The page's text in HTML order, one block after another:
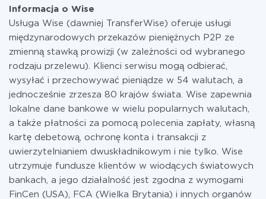
w razie potrzeby przełączyć się na płatną. Więcej
informacji otaryfach
Informacja o Wise
Usługa Wise (dawniej TransferWise) oferuje usługi
międzynarodowych przekazów pieniężnych P2P ze
zmienną stawką prowizji (w zależności od wybranego
rodzaju przelewu). Klienci serwisu mogą odbierać,
wysyłać i przechowywać pieniądze w 54 walutach, a
jednocześnie zrzesza 80 krajów świata. Wise zapewnia
lokalne dane bankowe w wielu popularnych walutach,
a także płatności za pomocą polecenia zapłaty, własną
kartę debetową, ochronę konta i transakcji z
uwierzytelnianiem dwuskładnikowym i nie tylko. Wise
utrzymuje fundusze klientów w wiodących światowych
bankach, a jego działalność jest zgodna z wymogami
FinCen (USA), FCA (Wielka Brytania) i innych organów